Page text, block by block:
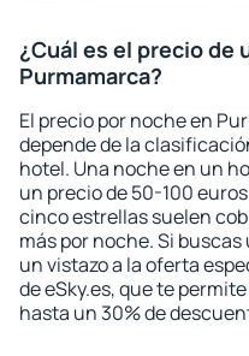
¿Cuál es el precio de
Purmamarca?
El precio por noche en
depende de la
hotel. Una noche en un
un precio de 50-100
cinco estrellas suelen
más por noche. Si
un vistazo a la oferta
de eSky.es, que te
hasta un 30% de